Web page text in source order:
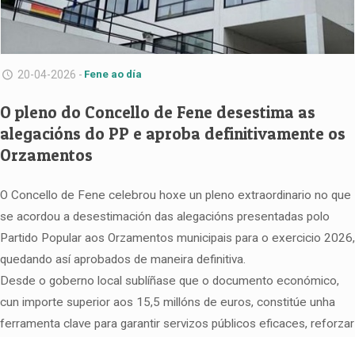
20-04-2026 - Fene ao día
O pleno do Concello de Fene desestima as
alegacións do PP e aproba definitivamente os
Orzamentos
O Concello de Fene celebrou hoxe un pleno extraordinario no que
se acordou a desestimación das alegacións presentadas polo
Partido Popular aos Orzamentos municipais para o exercicio 2026,
quedando así aprobados de maneira definitiva.
Desde o goberno local sublíñase que o documento económico,
cun importe superior aos 15,5 millóns de euros, constitúe unha
ferramenta clave para garantir servizos públicos eficaces, reforzar